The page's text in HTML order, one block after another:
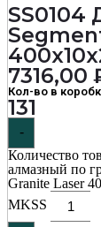
SS0104
7316,00
Кол-во в
131
-
Количество
алмазный по
Granite Laser
MKSS